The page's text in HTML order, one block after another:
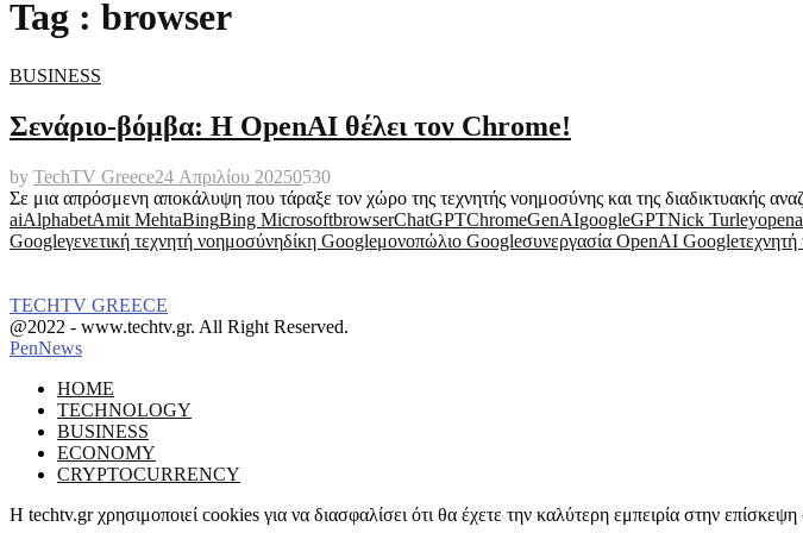
Tag : browser
BUSINESS
Σενάριο-βόμβα: Η OpenAI θέλει τον Chrome!
by TechTV Greece24 Απριλίου 20250530
Σε μια απρόσμενη αποκάλυψη που τάραξε τον χώρο της τεχνητής νοημοσύνης και της διαδικτυακής
aiAlphabetAmit MehtaBingBing MicrosoftbrowserChatGPTChromeGenAIgoogleGPTNick Turley
Googleγενετική τεχνητή νοημοσύνηδίκη Googleμονοπώλιο Googleσυνεργασία OpenAI Google
TECHTV GREECE
Facebook
Instagram
@2022 - www.techtv.gr. All Right Reserved.
PenNews
HOME
TECHNOLOGY
BUSINESS
ECONOMY
CRYPTOCURRENCY
Η techtv.gr χρησιμοποιεί cookies για να διασφαλίσει ότι θα έχετε την καλύτερη εμπειρία στην